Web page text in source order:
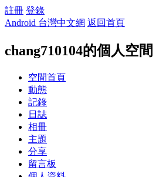
註冊 登錄
Android 台灣中文網 返回首頁
chang710104的個人空間
空間首頁
動態
記錄
日誌
相冊
主題
分享
留言板